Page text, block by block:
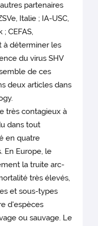
partenaires
Italie ; IA-USC,
; CEFAS,
à déterminer les
du virus SHV
de ces
deux articles dans
très contagieux à
dans tout
en quatre
En Europe, le
la truite arc-
très élevés,
et sous-types
d'espèces
ou sauvage. Le